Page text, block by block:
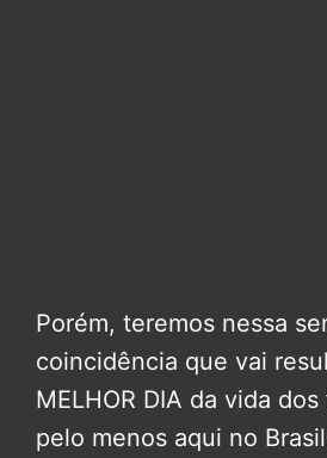
Porém, teremos nessa
coincidência que vai
MELHOR DIA da vida
pelo menos aqui no